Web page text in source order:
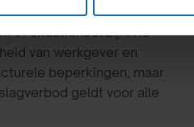
of situationeel zijn. Re-
van werkgever en
beperkingen, maar
geldt voor alle